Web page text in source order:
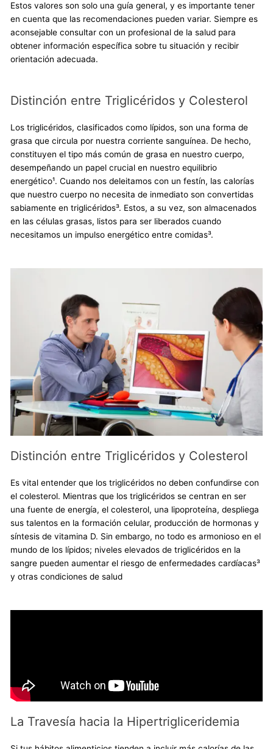
Estos valores son solo una guía general, y es importante tener
en cuenta que las recomendaciones pueden variar. Siempre es
aconsejable consultar con un profesional de la salud para
obtener información específica sobre tu situación y recibir
orientación adecuada.
Distinción entre Triglicéridos y Colesterol
Los triglicéridos, clasificados como lípidos, son una forma de
grasa que circula por nuestra corriente sanguínea. De hecho,
constituyen el tipo más común de grasa en nuestro cuerpo,
desempeñando un papel crucial en nuestro equilibrio
energético¹. Cuando nos deleitamos con un festín, las calorías
que nuestro cuerpo no necesita de inmediato son convertidas
sabiamente en triglicéridos³. Estos, a su vez, son almacenados
en las células grasas, listos para ser liberados cuando
necesitamos un impulso energético entre comidas³.
Distinción entre Triglicéridos y Colesterol
Es vital entender que los triglicéridos no deben confundirse con
el colesterol. Mientras que los triglicéridos se centran en ser
una fuente de energía, el colesterol, una lipoproteína, despliega
sus talentos en la formación celular, producción de hormonas y
síntesis de vitamina D. Sin embargo, no todo es armonioso en el
mundo de los lípidos; niveles elevados de triglicéridos en la
sangre pueden aumentar el riesgo de enfermedades cardíacas³
y otras condiciones de salud
La Travesía hacia la Hipertrigliceridemia